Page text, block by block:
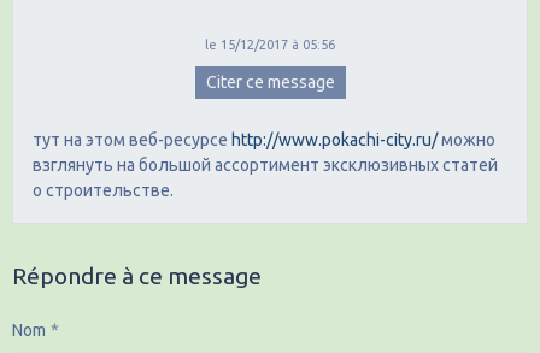
le 15/12/2017 à 05:56
Citer ce message
тут на этом веб-ресурсе http://www.pokachi-city.ru/можно
взглянуть на большой ассортимент эксклюзивных статей
о строительстве.
Répondre à ce message
Nom